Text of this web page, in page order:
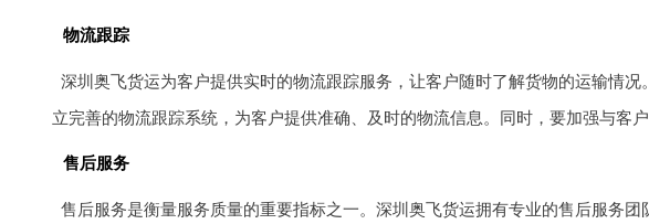
物流跟踪
深圳奥飞货运为客户提供实时的物流跟踪服务，让客户随时了解货物的运输情
立完善的物流跟踪系统，为客户提供准确、及时的物流信息。同时，要加强与客
售后服务
售后服务是衡量服务质量的重要指标之一。深圳奥飞货运拥有专业的售后服务